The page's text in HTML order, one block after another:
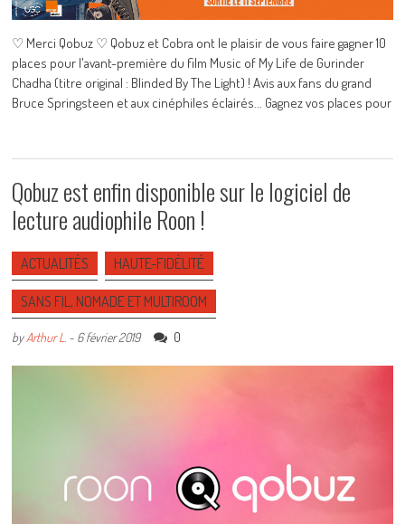
♡ Merci Qobuz ♡ Qobuz et Cobra ont le plaisir de vous faire gagner 10
places pour l'avant-première du film Music of My Life de Gurinder
Chadha (titre original : Blinded By The Light) ! Avis aux fans du grand
Bruce Springsteen et aux cinéphiles éclairés... Gagnez vos places pour
Qobuz est enfin disponible sur le logiciel de
lecture audiophile Roon !
ACTUALITÉS HAUTE-FIDÉLITÉ
SANS FIL, NOMADE ET MULTIROOM
byArthur L. - 6 février 2019 0